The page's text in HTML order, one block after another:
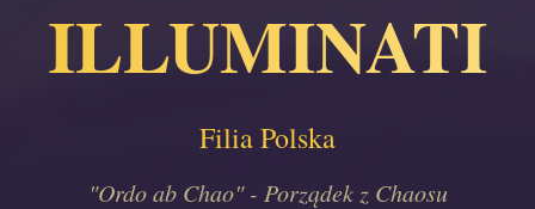
ILLUMINATI
Filia Polska
"Ordo ab Chao" - Porządek z Chaosu